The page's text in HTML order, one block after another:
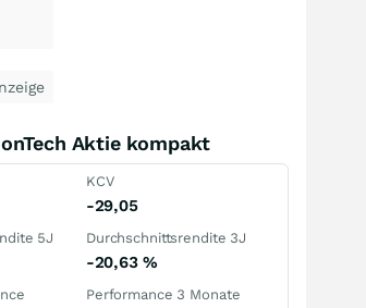
Aktie kompakt
KCV
-29,05
5J Durchschnittsrendite 3J
-20,63 %
Performance 3 Monate